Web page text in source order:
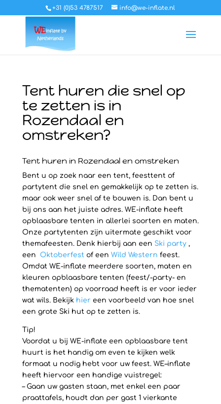
+31 (0)53 4787517 info@we-inflate.nl
Tent huren die snel op
te zetten is in
Rozendaal en
omstreken?
Tent huren in Rozendaal en omstreken
Bent u op zoek naar een tent, feesttent of
partytent die snel en gemakkelijk op te zetten is.
maar ook weer snel af te bouwen is. Dan bent u
bij ons aan het juiste adres. WE-inflate heeft
opblaasbare tenten in allerlei soorten en maten.
Onze partytenten zijn uitermate geschikt voor
themafeesten. Denk hierbij aan een Ski party,
een Oktoberfest of een Wild Western feest.
Omdat WE-inflate meerdere soorten, maten en
kleuren opblaasbare tenten (feest/-party- en
thematenten) op voorraad heeft is er voor ieder
wat wils. Bekijk hier een voorbeeld van hoe snel
een grote Ski hut op te zetten is.
Tip!
Voordat u bij WE-inflate een opblaasbare tent
huurt is het handig om even te kijken welk
formaat u nodig hebt voor uw feest. WE–inflate
heeft hiervoor een handige vuistregel:
– Gaan uw gasten staan, met enkel een paar
praattafels, houdt dan per gast 1 vierkante